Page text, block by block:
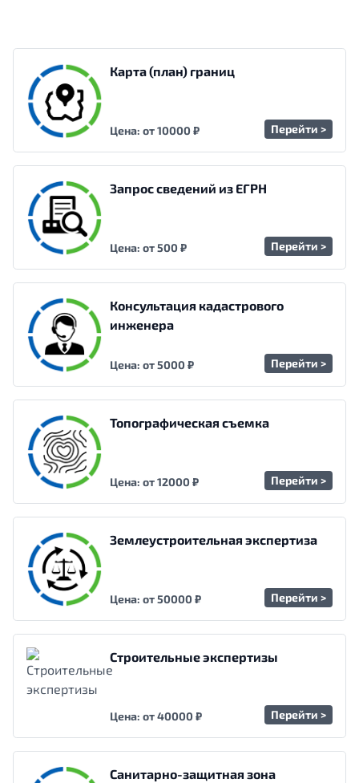
Карта (план) границ
Цена: от 10000 ₽ Перейти >
Запрос сведений из ЕГРН
Цена: от 500 ₽ Перейти >
Консультация кадастрового
инженера
Цена: от 5000 ₽ Перейти >
Топографическая съемка
Цена: от 12000 ₽ Перейти >
Землеустроительная экспертиза
Цена: от 50000 ₽ Перейти >
Строительные экспертизы
Цена: от 40000 ₽ Перейти >
Санитарно-защитная зона